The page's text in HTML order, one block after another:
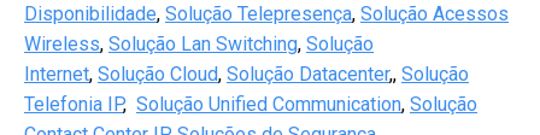
Disponibilidade, Solução Telepresença, Solução Acessos
Wireless, Solução Lan Switching, Solução
Internet, Solução Cloud, Solução Datacenter,, Solução
Telefonia IP, Solução Unified Communication, Solução